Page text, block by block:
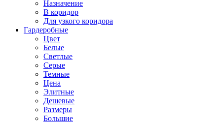
Назначение
В коридор
Для узкого коридора
Гардеробные
Цвет
Белые
Светлые
Серые
Темные
Цена
Элитные
Дешевые
Размеры
Большие